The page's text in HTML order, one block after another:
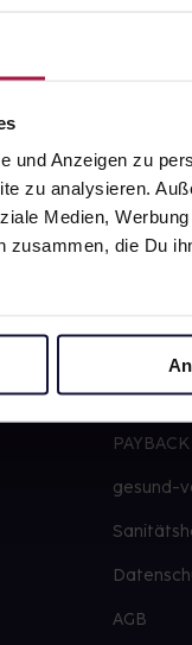
und Anzeigen zu
zu analysieren.
Medien,
zusammen, die Du
PAYBACK
gesund-
AGB